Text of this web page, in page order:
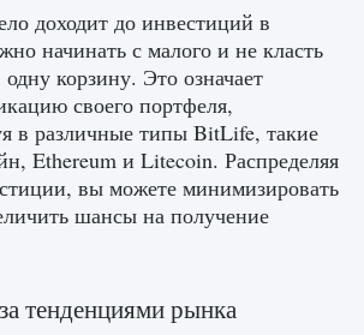
в режиме карьеры EA
2 096 0 2
доходит до инвестиций в
начинать с малого и не класть
корзину. Это означает
своего портфеля,
в различные типы BitLife, такие
Ethereum и Litecoin. Распределяя
вы можете минимизировать
шансы на получение
тенденциями рынка